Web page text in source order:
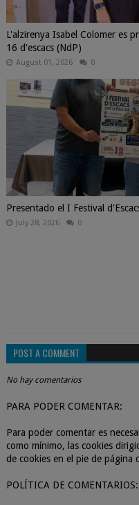
L'alzirenya Isabel Colomer es
16 d'escacs (NdP)
August 01, 2026 0
Presentado el I Festival
July 28, 2026 0
POST A COMMENT
No hay comentarios
PARA PODER COMENTAR:
Para poder comentar es
como mínimo, las cookies
de cookies en el pie de página
POLÍTICA DE COMENTARIOS: